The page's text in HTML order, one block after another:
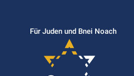
Für Juden und Bnei Noach